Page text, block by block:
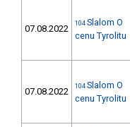
07.08.2022 104 Slalom O
cenu Tyrolitu
07.08.2022 104 Slalom O
cenu Tyrolitu